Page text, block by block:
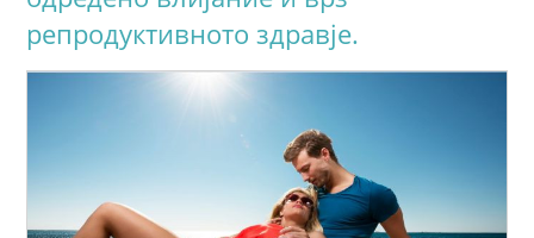
репродуктивното здравје.